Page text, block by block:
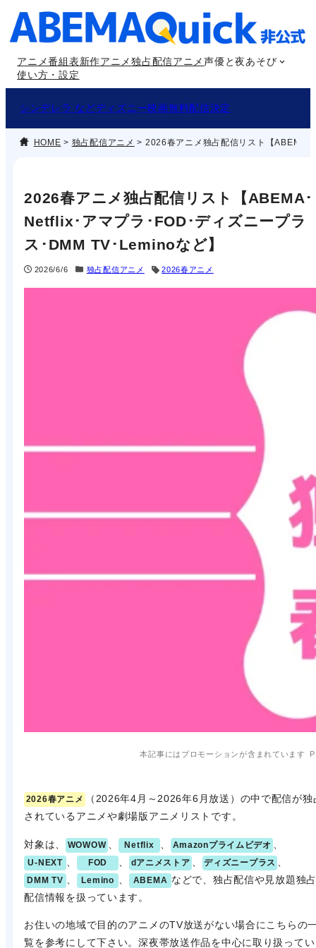
容
アニメ番組表新作アニメ独占配信アニメ声優と夜あそび
使い方・設定
シンデレラ などディズニー映画無料配信決定
HOME > 独占配信アニメ > 2026春アニメ独占配信リスト【ABEMA
2026春アニメ独占配信リスト【ABEMA･
Netflix･アマプラ･FOD･ディズニープラ
ス･DMM TV･Leminoなど】
2026/6/6 独占配信アニメ 2026春アニメ
本記事にはプロモーションが含まれています
2026春アニメ
（2026年4月～2026年6月放送）の中で配信が独
されているアニメや劇場版アニメリストです。
対象は、 WOWOW Netflix Amazonプライムビデオ
U-NEXT FOD dアニメストア ディズニープラス
DMM TV Lemino ABEMA などで、独占配信や見放題独占
配信情報を扱っています。
お住いの地域で目的のアニメのTV放送がない場合にこちらの
覧を参考にして下さい。深夜帯放送作品を中心に取り扱って